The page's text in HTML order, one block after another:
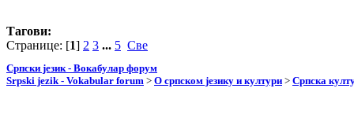
Тагови:
Странице: [1] 2 3 ... 5 Све
Српски језик - Вокабулар форум
Srpski jezik - Vokabular forum > О српском језику и култури > Српска